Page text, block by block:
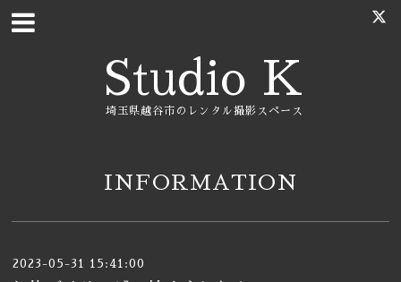
Studio K
埼玉県越谷市のレンタル撮影スペース
INFORMATION
2023-05-31 15:41:00